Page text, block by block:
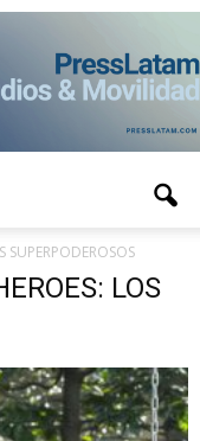
SUPERPODEROSOS
LOS